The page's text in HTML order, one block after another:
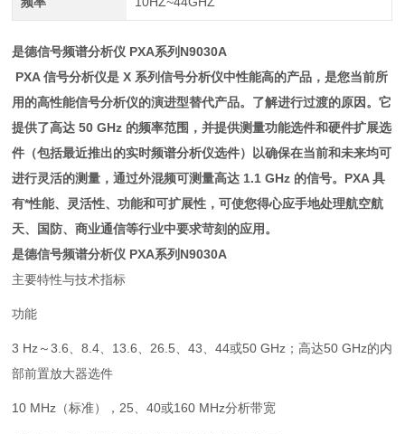
是德信号频谱分析仪 PXA系列N9030A
PXA 信号分析仪是 X 系列信号分析仪中性能高的产品，是您当前所
用的高性能信号分析仪的演进型替代产品。了解进行过渡的原因。它
提供了高达 50 GHz 的频率范围，并提供测量功能选件和硬件扩展选
件（包括最近推出的实时频谱分析仪选件）以确保在当前和未来均可
进行灵活的测量，通过外混频可测量高达 1.1 GHz 的信号。PXA 具
有*性能、灵活性、功能和可扩展性，可使您得心应手地处理航空航
天、国防、商业通信等行业中要求苛刻的应用。
是德信号频谱分析仪 PXA系列N9030A
主要特性与技术指标
功能
3 Hz～3.6、8.4、13.6、26.5、43、44或50 GHz；高达50 GHz的内
部前置放大器选件
10 MHz（标准），25、40或160 MHz分析带宽